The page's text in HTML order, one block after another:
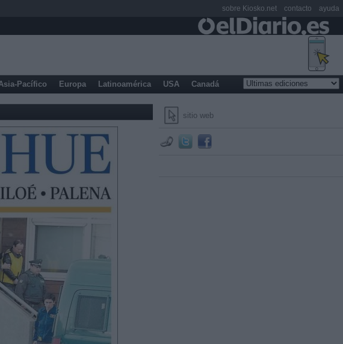
Pacífico Europa Latinoamérica USA Canadá
sitio web
sobre Kiosko.net contacto ayuda